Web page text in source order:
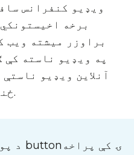
برخه
براوزر میشته ویب
په ویډیو ناسته کې
آنلاین ویډیو
ځنډ یا تنظیم څخه پیښیږي.